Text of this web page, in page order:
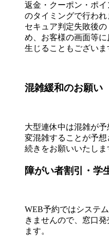
返金・クーポン・ポ
のタイミングで行わ
セキュア判定失敗後の
め、お客様の画面等
生じることもございま
混雑緩和のお願い
大型連休中は混雑が
変混雑することが予
続きをお願いいたしま
障がい者割引・学
WEB予約ではシステ
きませんので、窓口
ます。